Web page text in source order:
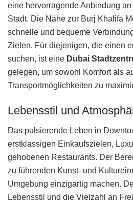
eine hervorragende Anbindung
Stadt. Die Nähe zur Burj Khalifa
schnelle und bequeme
Zielen. Für diejenigen, die einen
suchen, ist eine Dubai
gelegen, um sowohl Komfort als
Transportmöglichkeiten zu
Lebensstil und
Das pulsierende Leben in
erstklassigen Einkaufszielen,
gehobenen Restaurants. Der
zu führenden Kunst- und
Umgebung einzigartig machen.
Lebensstil und die Vielzahl an